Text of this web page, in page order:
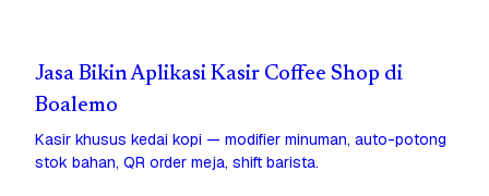
Jasa Bikin Aplikasi Kasir Coffee Shop di
Boalemo
Kasir khusus kedai kopi — modifier minuman, auto-potong
stok bahan, QR order meja, shift barista.